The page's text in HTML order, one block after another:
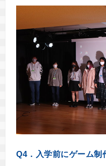
Q4．入学前にゲーム制